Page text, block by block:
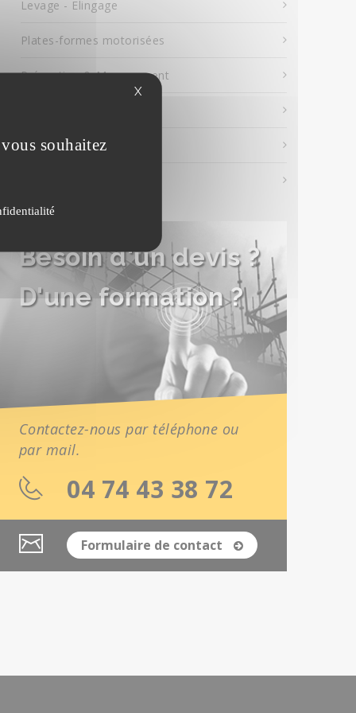
Levage - Elingage
Plates-formes motorisées
Prévention & Management
Travaux en hauteur
Besoin d'un devis ?
D'une formation ?
Contactez-nous par téléphone ou
par mail.
04 74 43 38 72
Formulaire de contact
X
souhaitez